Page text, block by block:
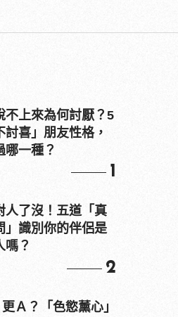
不上來為何討厭？5
討喜」朋友性格，
哪一種？
1
人了沒！五道「真
」識別你的伴侶是
嗎？
2
Ａ？「色慾薰心」